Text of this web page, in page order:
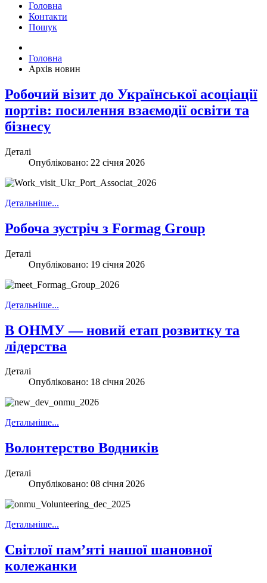
Головна
Контакти
Пошук
Головна
Архів новин
Робочий візит до Української асоціації
портів: посилення взаємодії освіти та
бізнесу
Деталі
Опубліковано: 22 січня 2026
Детальніше...
Робоча зустріч з Formag Group
Деталі
Опубліковано: 19 січня 2026
Детальніше...
В ОНМУ — новий етап розвитку та
лідерства
Деталі
Опубліковано: 18 січня 2026
Детальніше...
Волонтерство Водників
Деталі
Опубліковано: 08 січня 2026
Детальніше...
Світлої пам’яті нашої шановної
колежанки